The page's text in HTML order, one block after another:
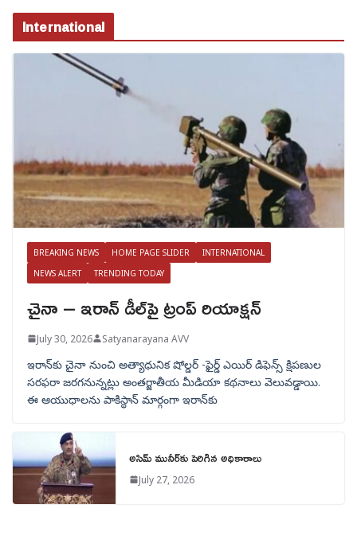
International
BREAKING NEWS HOME PAGE SLIDER
INTERNATIONAL
NEWS ALERT
TRENDING TODAY
చైనా – ఇరాన్ డీల్‌పై ట్రంప్ రియాక్షన్
July 30, 2026 Satyanarayana AVV
ఇరాన్‌కు చైనా నుంచి అత్యాధునిక షోల్డర్‌ -ఫైర్డ్ ఎయిర్ డిఫెన్స్ క్షిపణుల
సరఫరా జరగనున్నట్లు అంతర్జాతీయ మీడియా కథనాలు వెలువడ్డాయి.
ఈ ఆయుధాలను పాకిస్థాన్‌ మార్గంగా ఇరాన్‌కు
అసిమ్ మునీర్‌కు పెరిగిన అధికారాలు
July 27, 2026